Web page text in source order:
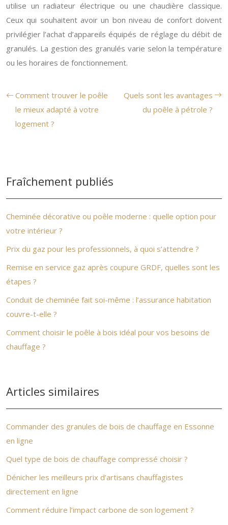
utilise un radiateur électrique ou une chaudière classique.
Ceux qui souhaitent avoir un bon niveau de confort doivent
privilégier l’achat d’appareils équipés de réglage du débit de
granulés. La gestion des granulés varie selon la température
ou les horaires de fonctionnement.
Comment trouver le poêle
le mieux adapté à votre
logement ?
Quels sont les avantages
du poêle à pétrole ?
Fraîchement publiés
Cheminée décorative ou poêle moderne : quelle option pour
votre intérieur ?
Prix du gaz pour les professionnels, à quoi s’attendre ?
Remise en service gaz après coupure GRDF, quelles sont les
étapes ?
Conduit de cheminée fait soi-même : l’assurance habitation
couvre-t-elle ?
Comment choisir le poêle à bois idéal pour vos besoins de
chauffage ?
Articles similaires
Commander des granules de bois de chauffage en Essonne
en ligne
Quel type de bois de chauffage compressé choisir ?
Dénicher les meilleurs prix d’artisans chauffagistes
directement en ligne
Comment réduire l’impact carbone de son logement ?